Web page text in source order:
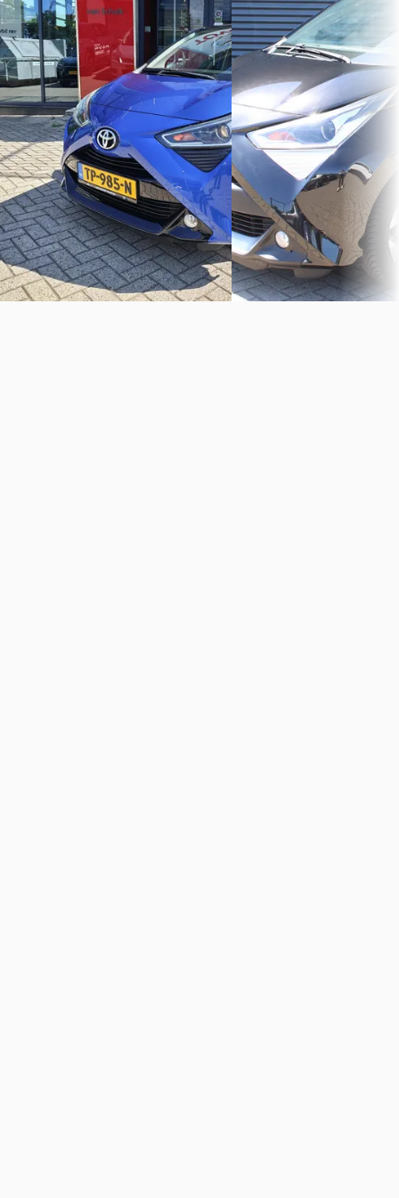
€ 10.440
v.a. € 221/mnd
Scherp geprijsd
2018 · 63.503 km · Benzine ·
Handgeschakeld
Van Schaik Krimpen B.V.· Krimpen
aan den ijssel 4,7(153)
Bekijk aanbieding →
Vergelijk
€ 10.795
v.a. € 229/mnd
Scherp geprijsd
2019 · 90.599 km · Benzine
Handgeschakeld
Auto Goedhart, uw
Deventer
4,7 105
Bekijk aanbieding →
Vergelijk